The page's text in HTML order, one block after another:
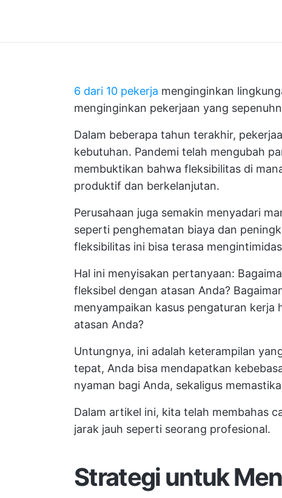
6 dari 10 pekerja menginginkan
menginginkan pekerjaan yang
Dalam beberapa tahun terakhir,
kebutuhan. Pandemi telah mengubah
membuktikan bahwa fleksibilitas di
produktif dan berkelanjutan.
Perusahaan juga semakin menyadari
seperti penghematan biaya dan
fleksibilitas ini bisa terasa
Hal ini menyisakan pertanyaan:
fleksibel dengan atasan Anda?
menyampaikan kasus pengaturan
atasan Anda?
Untungnya, ini adalah keterampilan
tepat, Anda bisa mendapatkan
nyaman bagi Anda, sekaligus
Dalam artikel ini, kita telah membahas
jarak jauh seperti seorang profesional.
Strategi untuk